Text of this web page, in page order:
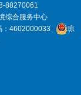
88270061
综合服务中心
4602000033
琼